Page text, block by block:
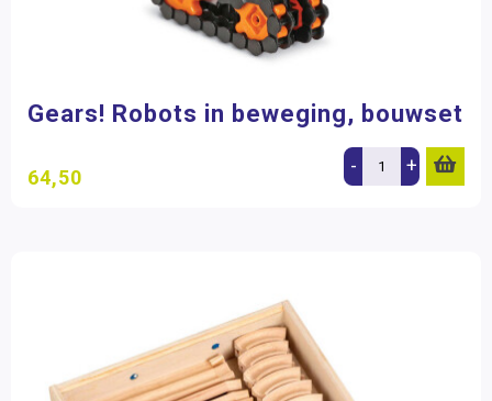
Gears! Robots in beweging, bouwset
64,50 - +